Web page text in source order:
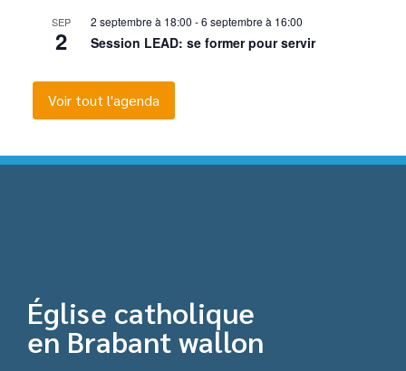
SEP
2
2 septembre à 18:00 -6 septembre à 16:00
Session LEAD: se former pour servir
Voir tout l'agenda
Église catholique
en Brabant wallon